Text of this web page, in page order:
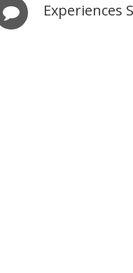
Experiences